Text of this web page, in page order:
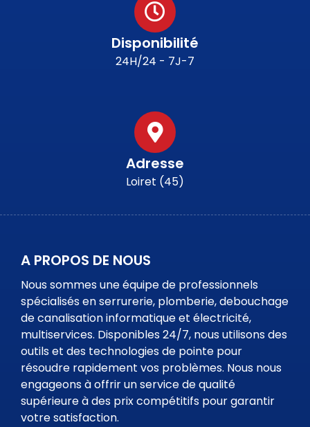
Disponibilité
24H/24 - 7J-7
Adresse
Loiret (45)
A PROPOS DE NOUS
Nous sommes une équipe de professionnels
spécialisés en serrurerie, plomberie, debouchage
de canalisation informatique et électricité,
multiservices. Disponibles 24/7, nous utilisons des
outils et des technologies de pointe pour
résoudre rapidement vos problèmes. Nous nous
engageons à offrir un service de qualité
supérieure à des prix compétitifs pour garantir
votre satisfaction.